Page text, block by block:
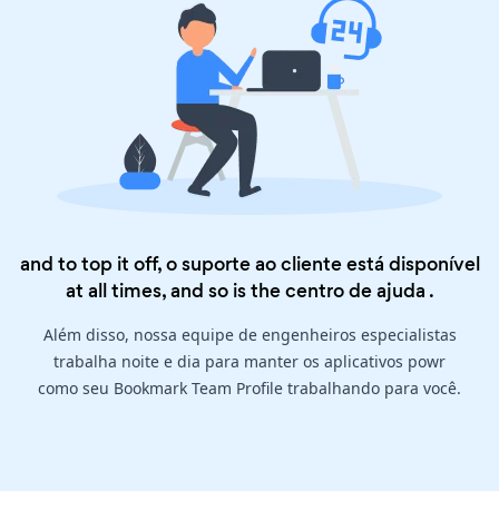
and to top it off, o suporte ao cliente está disponível
at all times, and so is thecentro de ajuda .
Além disso, nossa equipe de engenheiros especialistas
trabalha noite e dia para manter os aplicativos powr
como seu Bookmark Team Profile trabalhando para você.